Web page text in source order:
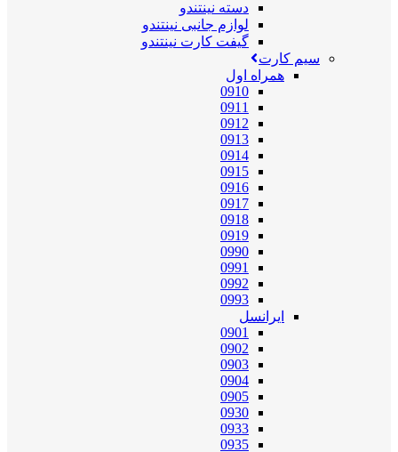
دسته نینتندو
لوازم جانبی نینتندو
گیفت کارت نینتندو
سیم کارت
همراه اول
0910
0911
0912
0913
0914
0915
0916
0917
0918
0919
0990
0991
0992
0993
ایرانسل
0901
0902
0903
0904
0905
0930
0933
0935